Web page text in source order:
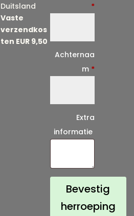
Duitsland
Vaste
verzendkos
ten EUR 9,50
l
)
*
Achternaa
m *
Extra
informatie
Bevestig
herroeping